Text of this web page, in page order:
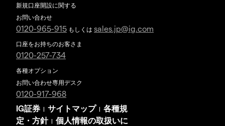
新規口座開設に関する
お問い合わせ
0120-965-915 もしくは sales.jp@ig.com
口座をお持ちのお客さま
0120-257-734
各種オプション
お問い合わせ専用デスク
0120-917-968
IG証券 | サイトマップ | 各種規
定・方針| 個人情報の取扱いに